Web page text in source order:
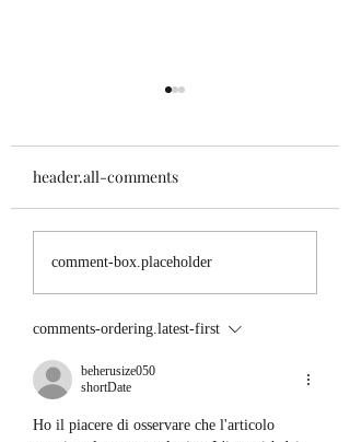
Scrittori e Stranezze:
Letteratura
header.all-comments
comment-box.placeholder
comments-ordering.latest-first
beherusize050
shortDate
Ho il piacere di osservare che l'articolo